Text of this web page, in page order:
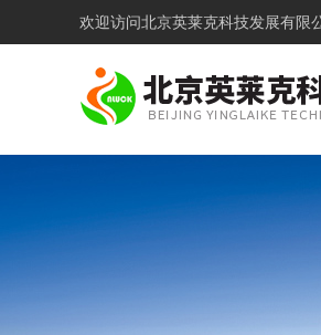
欢迎访问北京英莱克科技发展有限